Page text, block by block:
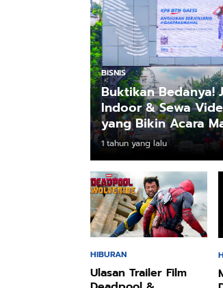
BISNIS
Buktikan Bedanya!
Indoor & Sewa
yang Bikin Acara
1 tahun yang lalu
HIBURAN
Ulasan Trailer Film